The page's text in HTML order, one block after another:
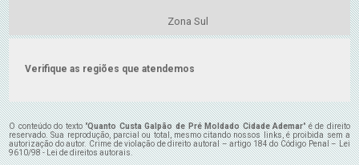
Zona Sul
Verifique as regiões que atendemos
O conteúdo do texto "Quanto Custa Galpão de Pré Moldado Cidade Ademar" é de direito
reservado. Sua reprodução, parcial ou total, mesmo citando nossos links, é proibida sem a
autorização do autor. Crime de violação de direito autoral – artigo 184 do Código Penal –Lei
9610/98 - Lei de direitos autorais.